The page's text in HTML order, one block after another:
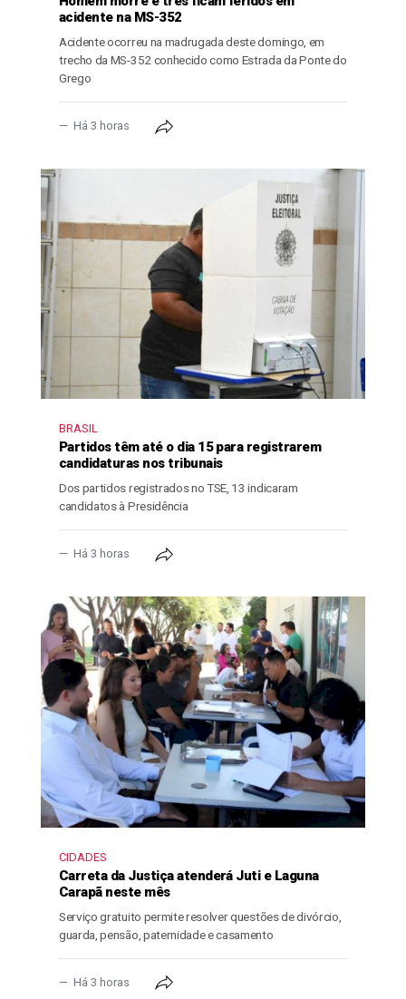
acidente na MS-352
Acidente ocorreu na madrugada deste domingo, em
trecho da MS-352 conhecido como Estrada da Ponte do
Grego
Há 3 horas
BRASIL
Partidos têm até o dia 15 para registrarem
candidaturas nos tribunais
Dos partidos registrados no TSE, 13 indicaram
candidatos à Presidência
Há 3 horas
CIDADES
Carreta da Justiça atenderá Juti e Laguna
Carapã neste mês
Serviço gratuito permite resolver questões de divórcio,
guarda, pensão, paternidade e casamento
Há 3 horas